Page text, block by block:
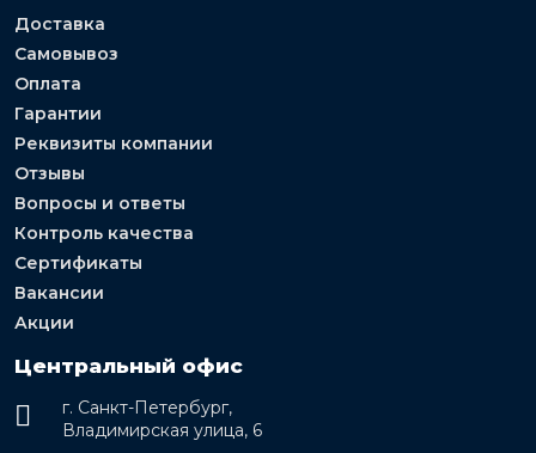
Доставка
Самовывоз
Оплата
Гарантии
Реквизиты компании
Отзывы
Вопросы и ответы
Контроль качества
Сертификаты
Вакансии
Акции
Центральный офис
г. Санкт-Петербург,
Владимирская улица, 6